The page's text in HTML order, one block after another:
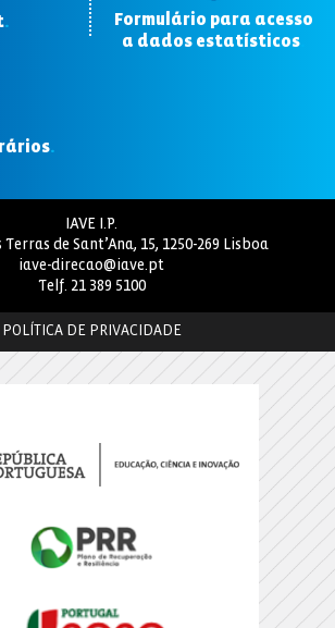
.
Formulário para acesso
a dados estatísticos
.
IAVE I.P.
de Sant’Ana, 15, 1250-269 Lisboa
iave-direcao@iave.pt
Telf. 21 389 5100
POLÍTICA DE PRIVACIDADE